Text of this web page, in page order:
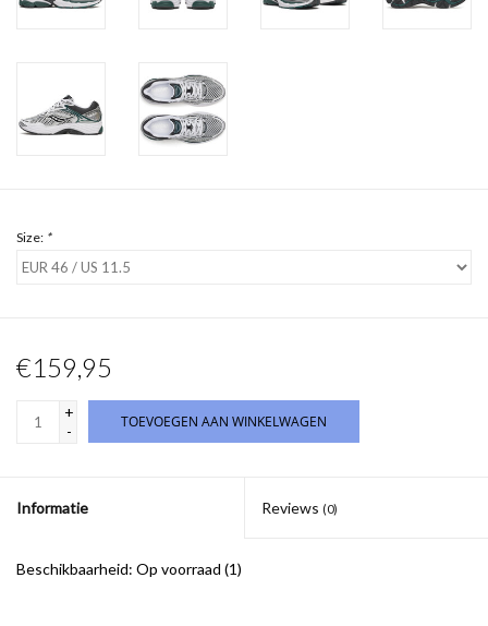
Size: *
€159,95
+
-
TOEVOEGEN AAN WINKELWAGEN
Informatie Reviews (0)
Beschikbaarheid: Op voorraad (1)